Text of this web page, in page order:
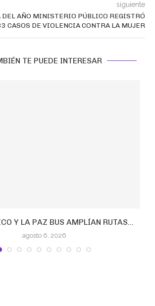
siguiente
DEL AÑO MINISTERIO PÚBLICO REGISTRÓ
CASOS DE VIOLENCIA CONTRA LA MUJER
TE PUEDE INTERESAR
Y LA PAZ BUS AMPLÍAN RUTAS...
agosto 6, 2026